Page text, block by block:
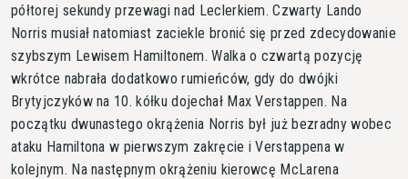
półtorej sekundy przewagi nad Leclerkiem. Czwarty Lando
Norris musiał natomiast zaciekle bronić się przed zdecydowanie
szybszym Lewisem Hamiltonem. Walka o czwartą pozycję
wkrótce nabrała dodatkowo rumieńców, gdy do dwójki
Brytyjczyków na 10. kółku dojechał Max Verstappen. Na
początku dwunastego okrążenia Norris był już bezradny wobec
ataku Hamiltona w pierwszym zakręcie i Verstappena w
kolejnym. Na następnym okrążeniu kierowcę McLarena